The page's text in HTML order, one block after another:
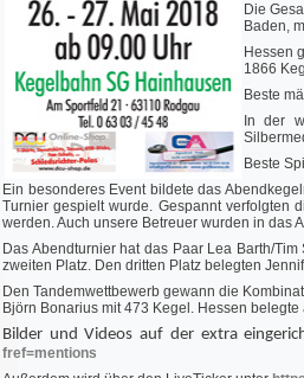
Die
Baden,
Hessen
1866
Beste
In der
Beste
Ein besonderes Event bildete das
Turnier gespielt wurde. Gespannt verfolgten
werden. Auch unsere Betreuer wurden in das
Das Abendturnier hat das Paar Lea Barth/
zweiten Platz. Den dritten Platz belegten
Den Tandemwettbewerb gewann die
Björn Bonarius mit 473 Kegel. Hessen
Bilder und Videos auf der extra
fref=mentions